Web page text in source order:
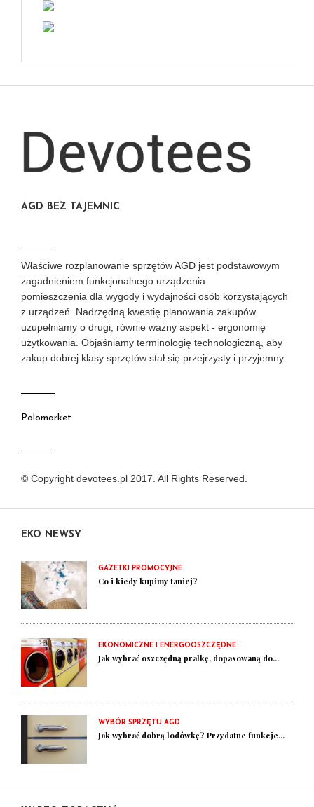
AGD BEZ TAJEMNIC
Właściwe rozplanowanie sprzętów AGD jest podstawowym
zagadnieniem funkcjonalnego urządzenia
pomieszczenia dla wygody i wydajności osób korzystających
z urządzeń. Nadrzędną kwestię planowania zakupów
uzupełniamy o drugi, równie ważny aspekt - ergonomię
użytkowania. Objaśniamy terminologię technologiczną, aby
zakup dobrej klasy sprzętów stał się przejrzysty i przyjemny.
Polomarket
© Copyright devotees.pl 2017. All Rights Reserved.
EKO NEWSY
GAZETKI PROMOCYJNE
Co i kiedy kupimy taniej?
EKONOMICZNE I ENERGOOSZCZĘDNE
Jak wybrać oszczędną pralkę, dopasowaną do...
WYBÓR SPRZĘTU AGD
Jak wybrać dobrą lodówkę? Przydatne funkcje...